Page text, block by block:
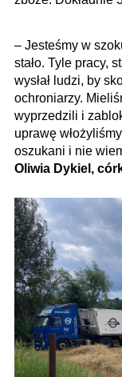
– Jesteśmy w
stało. Tyle pracy,
wysłał ludzi, by
ochroniarzy.
wyprzedzili i
uprawę
oszukani i nie
Oliwia Dykiel,